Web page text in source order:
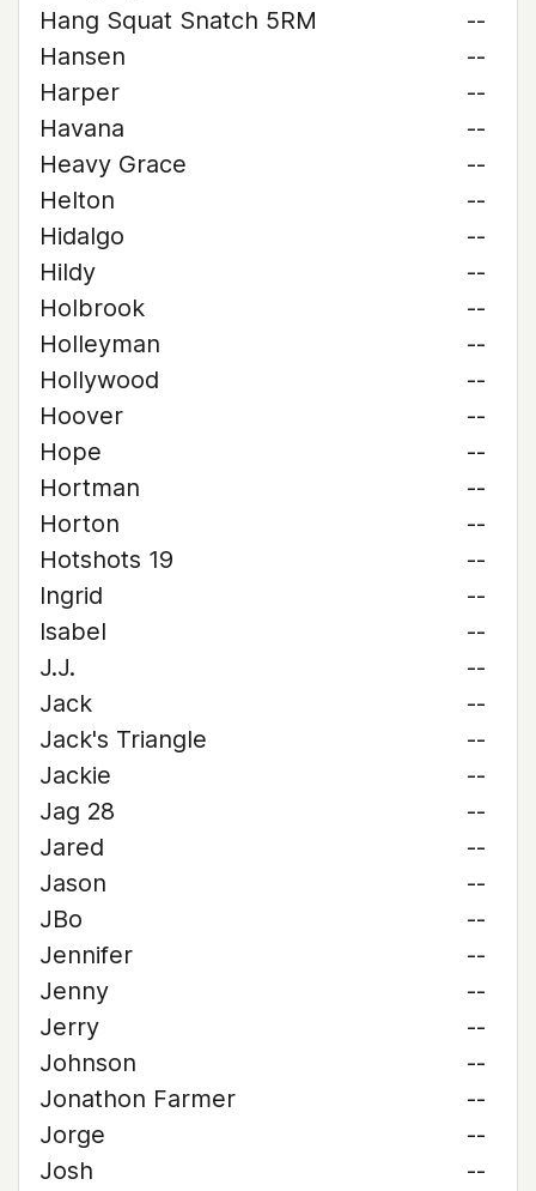
Hang Squat Snatch 5RM
--
Hansen
--
Harper
--
Havana
--
Heavy Grace
--
Helton
--
Hidalgo
--
Hildy
--
Holbrook
--
Holleyman
--
Hollywood
--
Hoover
--
Hope
--
Hortman
--
Horton
--
Hotshots 19
--
Ingrid
--
Isabel
--
J.J.
--
Jack
--
Jack's Triangle
--
Jackie
--
Jag 28
--
Jared
--
Jason
--
JBo
--
Jennifer
--
Jenny
--
Jerry
--
Johnson
--
Jonathon Farmer
--
Jorge
--
Josh
--